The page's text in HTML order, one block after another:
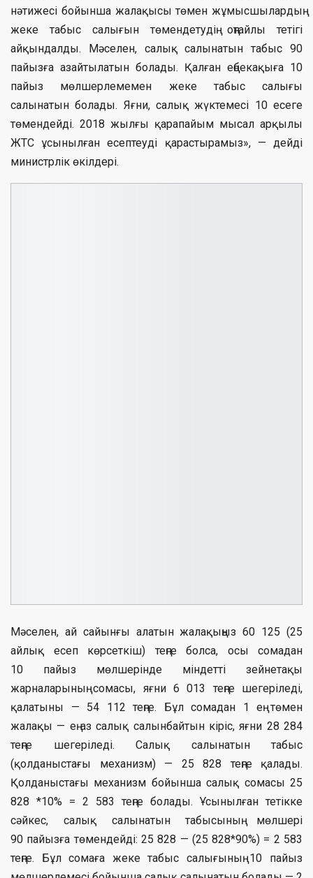
нәтижесі бойынша жалақысы төмен жұмысшылардың
жеке табыс салығын төмендетудің оңтайлы тетігі
айқындалды. Мәселен, салық салынатын табыс 90
пайызға азайтылатын болады. Қалған еңбекақыға 10
пайыз мөлшерлемемен жеке табыс салығы
салынатын болады. Яғни, салық жүктемесі 10 есеге
төмендейді. 2018 жылғы қарапайым мысал арқылы
ЖТС ұсынылған есептеуді қарастырамыз», — дейді
министрлік өкілдері.
Мәселен, ай сайынғы алатын жалақыңыз 60 125 (25
айлық есеп көрсеткіш) теңге болса, осы сомадан
10 пайыз мөлшерінде міндетті зейнетақы
жарналарының сомасы, яғни 6 013 теңге шегеріледі,
қалатыны — 54 112 теңге. Бұл сомадан 1 ең төмен
жалақы — ең аз салық салынбайтын кіріс, яғни 28 284
теңге шегеріледі. Салық салынатын табыс
(қолданыстағы механизм) — 25 828 теңге қалады.
Қолданыстағы механизм бойынша салық сомасы 25
828 *10% = 2 583 теңге болады. Ұсынылған тетікке
сәйкес, салық салынатын табысының мөлшері
90 пайызға төмендейді: 25 828 — (25 828*90%) = 2 583
теңге. Бұл сомаға жеке табыс салығының 10 пайыз